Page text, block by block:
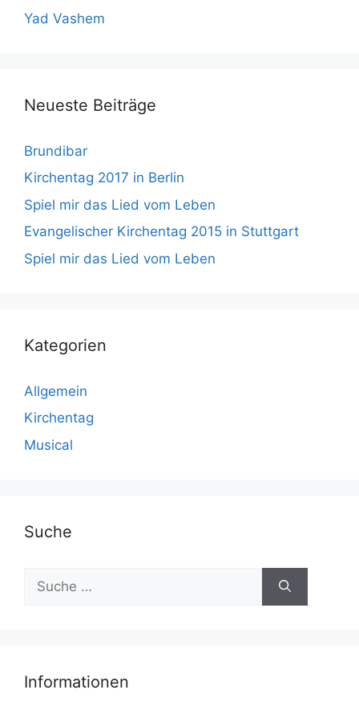
Yad Vashem
Neueste Beiträge
Brundibar
Kirchentag 2017 in Berlin
Spiel mir das Lied vom Leben
Evangelischer Kirchentag 2015 in Stuttgart
Spiel mir das Lied vom Leben
Kategorien
Allgemein
Kirchentag
Musical
Suche
nach:
Informationen